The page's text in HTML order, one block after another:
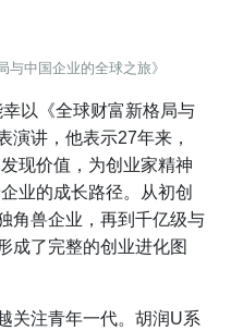
中国企业的全球之旅》
以《全球财富新格局与
演讲，他表示27年来，
现价值，为创业家精神
业的成长路径。从初创
角兽企业，再到千亿级与
成了完整的创业进化图
关注青年一代。胡润U系